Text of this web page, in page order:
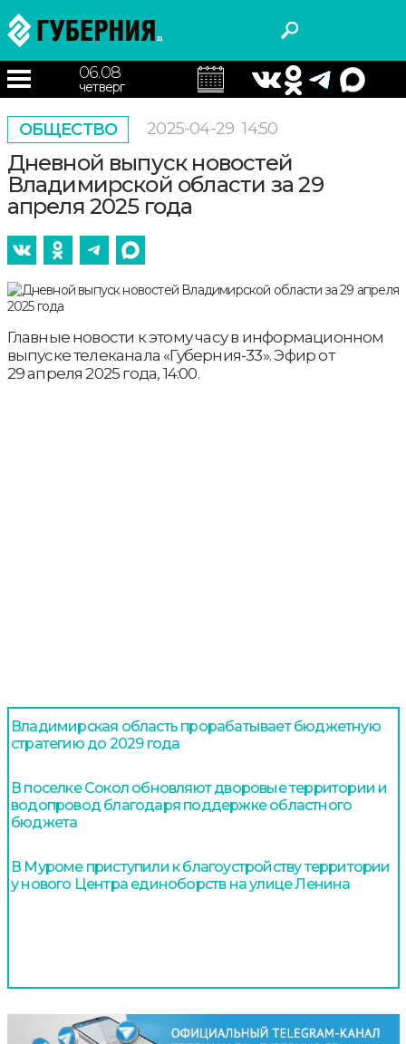
06.08
четверг
ОБЩЕСТВО 2025-04-29 14:50
Дневной выпуск новостей
Владимирской области за 29
апреля 2025 года
Главные новости к этому часу в информационном
выпуске телеканала «Губерния-33». Эфир от
29 апреля 2025 года, 14:00.
Владимирская область прорабатывает бюджетную
стратегию до 2029 года
В поселке Сокол обновляют дворовые территории и
водопровод благодаря поддержке областного
бюджета
В Муроме приступили к благоустройству территории
у нового Центра единоборств на улице Ленина